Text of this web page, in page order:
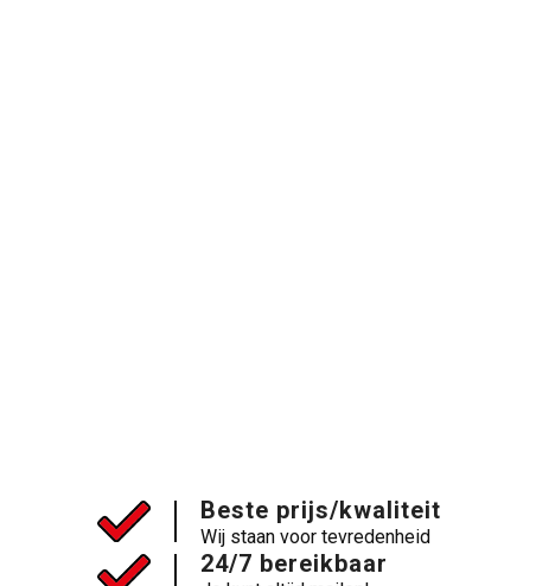
Beste prijs/kwaliteit
Wij staan voor tevredenheid
24/7 bereikbaar